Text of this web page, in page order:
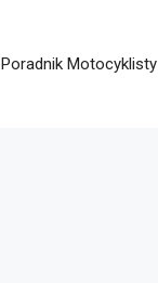
Poradnik Motocyklisty